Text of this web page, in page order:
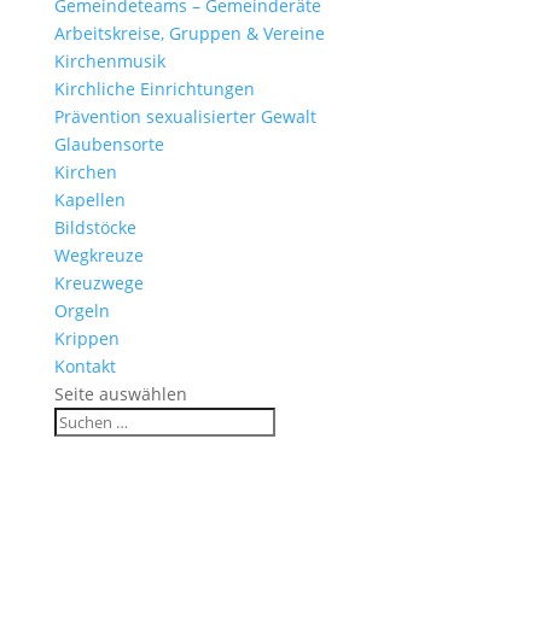
Gemein­de­teams – Gemeinderäte
Arbeits­kreise, Gruppen & Vereine
Kirchen­musik
Kirch­liche Einrichtungen
Präven­tion sexua­li­sierter Gewalt
Glau­ben­s­orte
Kirchen
Kapellen
Bild­stöcke
Wegkreuze
Kreuz­wege
Orgeln
Krippen
Kontakt
Seite auswählen